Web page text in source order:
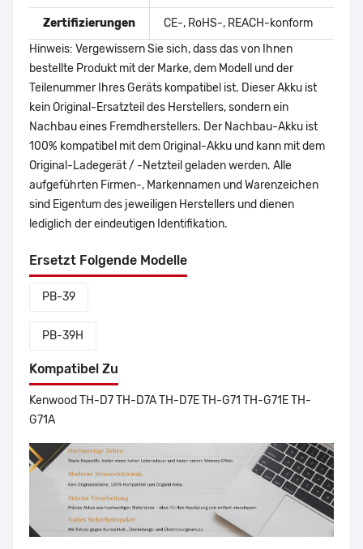
Zertifizierungen
CE-, RoHS-, REACH-konform
Hinweis: Vergewissern Sie sich, dass das von Ihnen
bestellte Produkt mit der Marke, dem Modell und der
Teilenummer Ihres Geräts kompatibel ist. Dieser Akku ist
kein Original-Ersatzteil des Herstellers, sondern ein
Nachbau eines Fremdherstellers. Der Nachbau-Akku ist
100% kompatibel mit dem Original-Akku und kann mit dem
Original-Ladegerät / -Netzteil geladen werden. Alle
aufgeführten Firmen-, Markennamen und Warenzeichen
sind Eigentum des jeweiligen Herstellers und dienen
lediglich der eindeutigen Identifikation.
Ersetzt Folgende Modelle
PB-39
PB-39H
Kompatibel Zu
Kenwood TH-D7 TH-D7A TH-D7E TH-G71 TH-G71E TH-
G71A